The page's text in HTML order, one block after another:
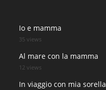
Io e mamma
35 views
Al mare con la mamma
12 views
In viaggio con mia sorella